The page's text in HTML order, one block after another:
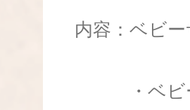
内容：ベビー
・ベビー